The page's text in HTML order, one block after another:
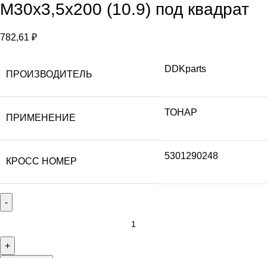
М30х3,5х200 (10.9) под квадрат
782,61 ₽
ПРОИЗВОДИТЕЛЬ
DDKparts
ПРИМЕНЕНИЕ
ТОНАР
КРОСС НОМЕР
5301290248